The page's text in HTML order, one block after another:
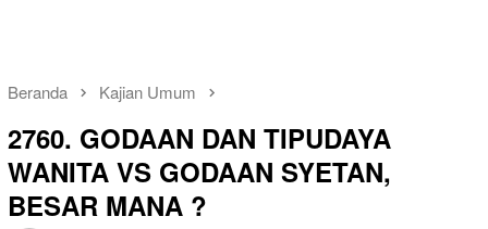
Beranda Kajian Umum
2760. GODAAN DAN TIPUDAYA
WANITA VS GODAAN SYETAN,
BESAR MANA ?